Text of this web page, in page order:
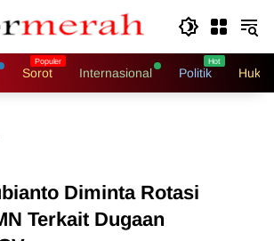
Sorot Internasional Politik
Diminta Rotasi
Terkait Dugaan